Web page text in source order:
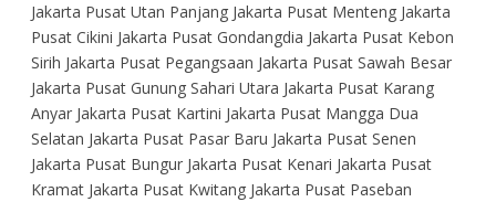
Jakarta Pusat Utan Panjang Jakarta Pusat Menteng Jakarta
Pusat Cikini Jakarta Pusat Gondangdia Jakarta Pusat Kebon
Sirih Jakarta Pusat Pegangsaan Jakarta Pusat Sawah Besar
Jakarta Pusat Gunung Sahari Utara Jakarta Pusat Karang
Anyar Jakarta Pusat Kartini Jakarta Pusat Mangga Dua
Selatan Jakarta Pusat Pasar Baru Jakarta Pusat Senen
Jakarta Pusat Bungur Jakarta Pusat Kenari Jakarta Pusat
Kramat Jakarta Pusat Kwitang Jakarta Pusat Paseban